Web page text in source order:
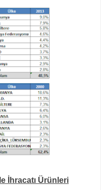
İhracatı Ürünleri